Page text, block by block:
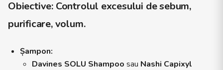
Obiective: Controlul excesului de sebum,
purificare, volum.
Șampon:
Davines SOLU Shampoo sau Nashi Capixyl